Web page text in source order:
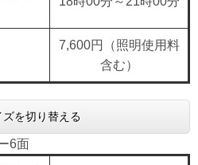
7,600円（照明使用料
含む）
を切り替える
6面